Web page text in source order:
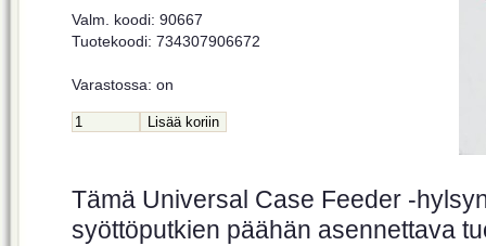
Valm. koodi: 90667
Tuotekoodi: 734307906672
Varastossa: on
Tämä Universal Case Feeder -
syöttöputkien päähän asennettava